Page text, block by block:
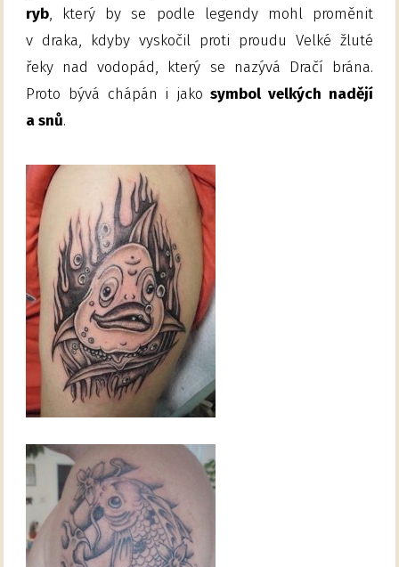
ryb, který by se podle legendy mohl proměnit
v draka, kdyby vyskočil proti proudu Velké žluté
řeky nad vodopád, který se nazývá Dračí brána.
Proto bývá chápán i jakosymbol velkých nadějí
a snů.